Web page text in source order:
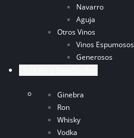
Navarro
Aguja
Otros Vinos
Vinos Espumosos
Generosos
Ginebra
Ron
Whisky
Vodka